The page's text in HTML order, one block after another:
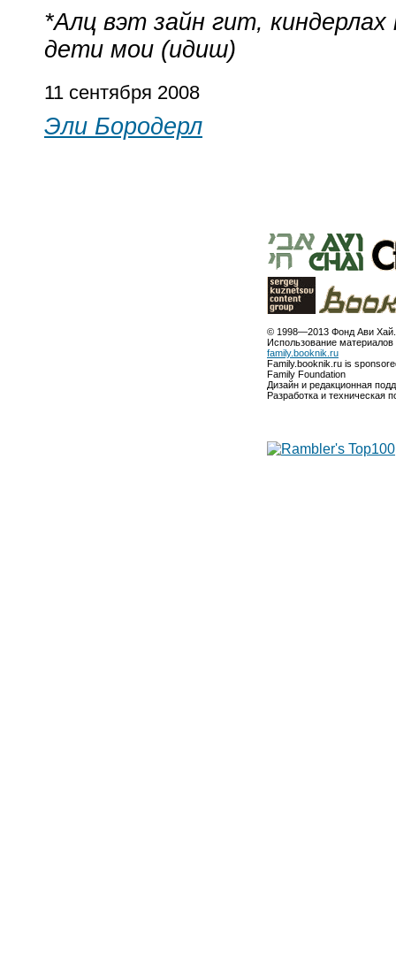
*Алц вэт зайн гит,
дети мои (идиш)
11 сентября 2008
Эли Бородерл
© 1998—2013 Фонд Ави
Использование
family.booknik.ru
Family.booknik.ru is
Family Foundation
Дизайн и редакционная
Разработка и техническая